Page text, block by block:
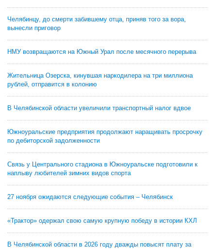
Челябинцу, до смерти забившему отца, приняв того за вора,
вынесли приговор
НМУ возвращаются на Южный Урал после месячного перерыва
Жительница Озерска, кинувшая наркодилера на три миллиона
рублей, отправится в колонию
В Челябинской области увеличили транспортный налог вдвое
Южноуральские предприятия продолжают наращивать просрочку
по дебиторской задолженности
Связь у Центрального стадиона в Южноуральске подготовили к
наплыву любителей зимних видов спорта
27 ноября ожидаются следующие события – Челябинск
«Трактор» одержал свою самую крупную победу в истории КХЛ
В Челябинской области в 2026 году дважды повысят плату за